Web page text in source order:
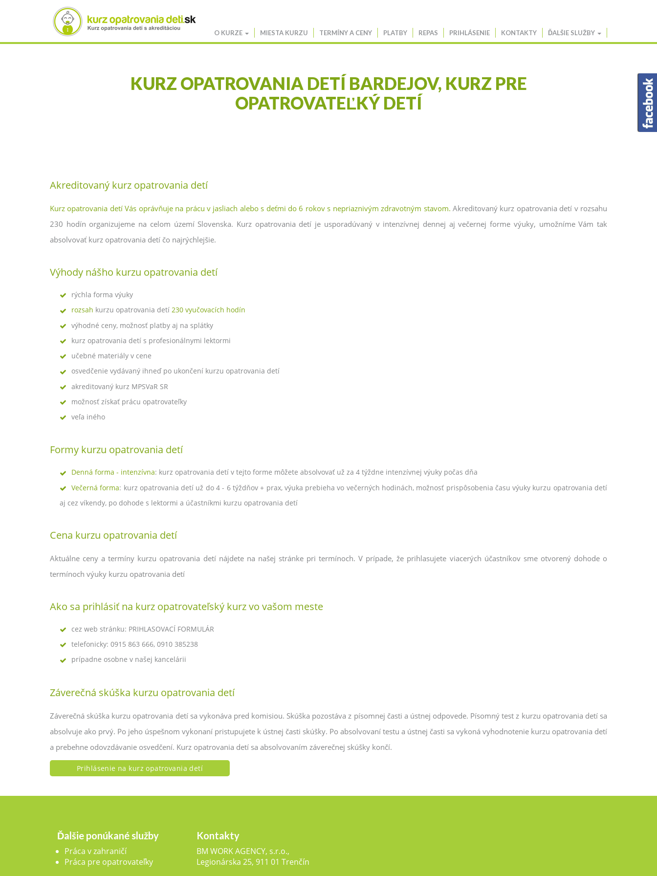
O KURZE MIESTA KURZU TERMÍNY A CENY PLATBY REPAS PRIHLÁSENIE KONTAKTY ĎALŠIE SLUŽBY
KURZ OPATROVANIA DETÍ BARDEJOV, KURZ PRE
OPATROVATEĽKÝ DETÍ
Akreditovaný kurz opatrovania detí
Kurz opatrovania detí Vás oprávňuje na prácu v jasliach alebo s deťmi do 6 rokov s nepriaznivým zdravotným stavom. Akreditovaný kurz opatrovania detí v rozsahu
230 hodín organizujeme na celom území Slovenska. Kurz opatrovania detí je usporadúvaný v intenzívnej dennej aj večernej forme výuky, umožníme Vám tak
absolvovať kurz opatrovania detí čo najrýchlejšie.
Výhody nášho kurzu opatrovania detí
rýchla forma výuky
rozsah kurzu opatrovania detí 230 vyučovacích hodín
výhodné ceny, možnosť platby aj na splátky
kurz opatrovania detí s profesionálnymi lektormi
učebné materiály v cene
osvedčenie vydávaný ihneď po ukončení kurzu opatrovania detí
akreditovaný kurz MPSVaR SR
možnosť získať prácu opatrovateľky
veľa iného
Formy kurzu opatrovania detí
Denná forma - intenzívna: kurz opatrovania detí v tejto forme môžete absolvovať už za 4 týždne intenzívnej výuky počas dňa
Večerná forma: kurz opatrovania detí už do 4 - 6 týždňov + prax, výuka prebieha vo večerných hodinách, možnosť prispôsobenia času výuky kurzu opatrovania detí
aj cez víkendy, po dohode s lektormi a účastníkmi kurzu opatrovania detí
Cena kurzu opatrovania detí
Aktuálne ceny a termíny kurzu opatrovania detí nájdete na našej stránke pri termínoch. V prípade, že prihlasujete viacerých účastníkov sme otvorený dohode o
termínoch výuky kurzu opatrovania detí
Ako sa prihlásiť na kurz opatrovateľský kurz vo vašom meste
cez web stránku: PRIHLASOVACÍ FORMULÁR
telefonicky: 0915 863 666, 0910 385238
prípadne osobne v našej kancelárii
Záverečná skúška kurzu opatrovania detí
Záverečná skúška kurzu opatrovania detí sa vykonáva pred komisiou. Skúška pozostáva z písomnej časti a ústnej odpovede. Písomný test z kurzu opatrovania detí sa
absolvuje ako prvý. Po jeho úspešnom vykonaní pristupujete k ústnej časti skúšky. Po absolvovaní testu a ústnej časti sa vykoná vyhodnotenie kurzu opatrovania detí
a prebehne odovzdávanie osvedčení. Kurz opatrovania detí sa absolvovaním záverečnej skúšky končí.
Prihlásenie na kurz opatrovania detí
Ďalšie ponúkané služby
Práca v zahraničí
Práca pre opatrovateľky
Kontakty
BM WORK AGENCY, s.r.o.,
Legionárska 25, 911 01 Trenčín